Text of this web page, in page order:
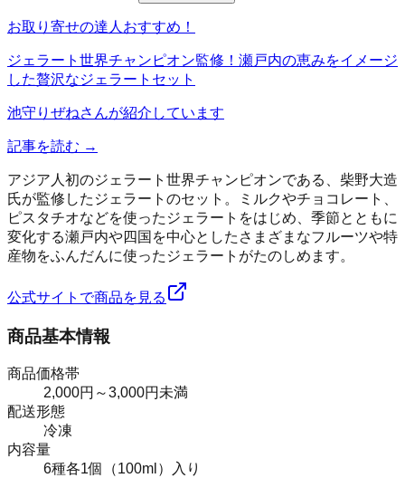
お取り寄せの達人おすすめ！
ジェラート世界チャンピオン監修！瀬戸内の恵みをイメージ
した贅沢なジェラートセット
池守りぜねさんが紹介しています
記事を読む →
アジア人初のジェラート世界チャンピオンである、柴野大造
氏が監修したジェラートのセット。ミルクやチョコレート、
ピスタチオなどを使ったジェラートをはじめ、季節とともに
変化する瀬戸内や四国を中心としたさまざまなフルーツや特
産物をふんだんに使ったジェラートがたのしめます。
公式サイトで商品を見る
商品基本情報
商品価格帯
2,000円～3,000円未満
配送形態
冷凍
内容量
6種各1個（100ml）入り